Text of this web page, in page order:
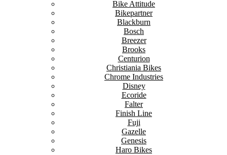
Bike Attitude
Bikepartner
Blackburn
Bosch
Breezer
Brooks
Centurion
Christiania Bikes
Chrome Industries
Disney
Ecoride
Falter
Finish Line
Fuji
Gazelle
Genesis
Haro Bikes